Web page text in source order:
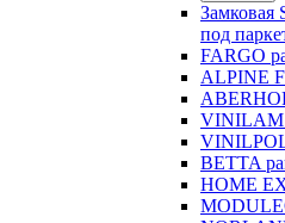
под
FARGO
ALPINE
VINILAM
BETTA
HOME